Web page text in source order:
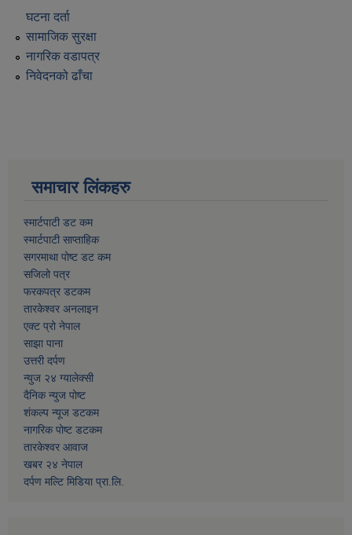
घटना दर्ता
सामाजिक सुरक्षा
नागरिक वडापत्र
निवेदनको ढाँचा
समाचार लिंकहरु
स्मार्टपाटी डट कम
स्मार्टपाटी साप्ताहिक
सगरमाथा पोष्ट डट कम
सजिलो पत्र
फरकपत्र डटकम
तारकेश्वर अनलाइन
एक्ट प्रो नेपाल
साझा पाना
उत्तरी दर्पण
न्युज २४ ग्यालेक्सी
दैनिक न्युज पोष्ट
शंकल्प न्यूज डटकम
नागरिक पोष्ट डटकम
तारकेश्वर आवाज
खबर २४ नेपाल
दर्पण मल्टि मिडिया प्रा.लि.